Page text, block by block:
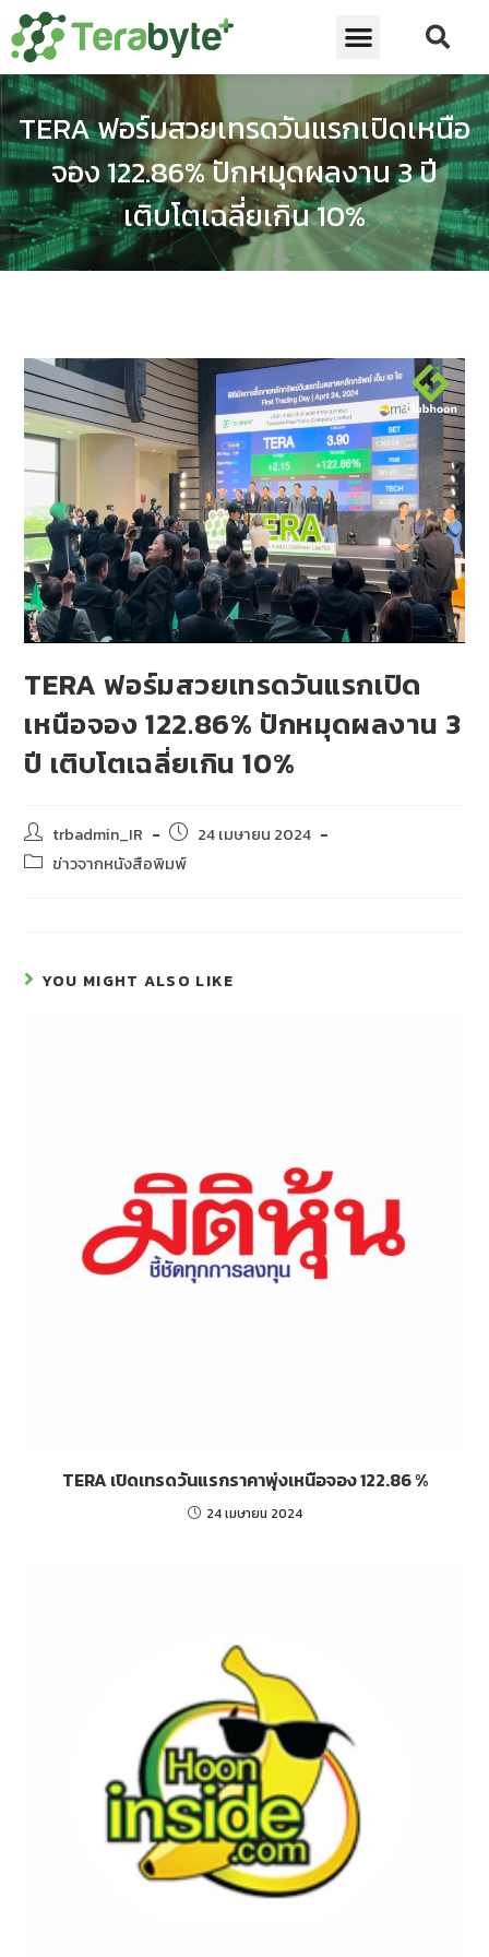
TERA ฟอร์มสวยเทรดวันแรกเปิดเหนือ
จอง 122.86% ปักหมุดผลงาน 3 ปี
เติบโตเฉลี่ยเกิน 10%
TERA ฟอร์มสวยเทรดวันแรกเปิด
เหนือจอง 122.86% ปักหมุดผลงาน 3
ปี เติบโตเฉลี่ยเกิน 10%
trbadmin_IR
24 เมษายน 2024
ข่าวจากหนังสือพิมพ์
YOU MIGHT ALSO LIKE
TERA เปิดเทรดวันแรกราคาพุ่งเหนือจอง 122.86 %
24 เมษายน 2024